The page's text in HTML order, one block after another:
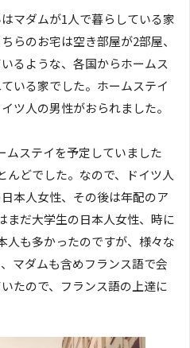
マダムが1人で暮らしている家
らのお宅は空き部屋が2部屋、
るような、各国からホームス
いる家でした。ホームステイ
ツ人の男性がおられました。
ムステイを予定していました
んどでした。なので、ドイツ人
本人女性、その後は年配のア
まだ大学生の日本人女性、時に
人も多かったのですが、様々な
マダムも含めフランス語で会
たので、フランス語の上達に